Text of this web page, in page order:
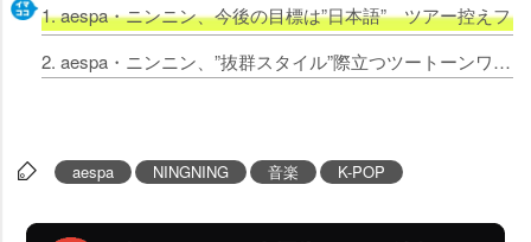
1. aespa・ニンニン、今後の目標は”日本語” ツアー控えフ
2. aespa・ニンニン、”抜群スタイル”際立つツートーンワンピで登場 アンバサダー就任に喜び語る
aespa NINGNING 音楽 K-POP